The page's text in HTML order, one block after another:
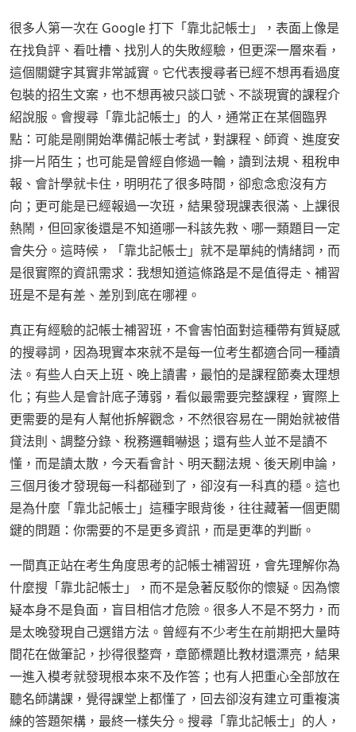
很多人第一次在 Google 打下「靠北記帳士」，表面上像是
在找負評、看吐槽、找別人的失敗經驗，但更深一層來看，
這個關鍵字其實非常誠實。它代表搜尋者已經不想再看過度
包裝的招生文案，也不想再被只談口號、不談現實的課程介
紹說服。會搜尋「靠北記帳士」的人，通常正在某個臨界
點：可能是剛開始準備記帳士考試，對課程、師資、進度安
排一片陌生；也可能是曾經自修過一輪，讀到法規、租稅申
報、會計學就卡住，明明花了很多時間，卻愈念愈沒有方
向；更可能是已經報過一次班，結果發現課表很滿、上課很
熱鬧，但回家後還是不知道哪一科該先救、哪一類題目一定
會失分。這時候，「靠北記帳士」就不是單純的情緒詞，而
是很實際的資訊需求：我想知道這條路是不是值得走、補習
班是不是有差、差別到底在哪裡。
真正有經驗的記帳士補習班，不會害怕面對這種帶有質疑感
的搜尋詞，因為現實本來就不是每一位考生都適合同一種讀
法。有些人白天上班、晚上讀書，最怕的是課程節奏太理想
化；有些人是會計底子薄弱，看似最需要完整課程，實際上
更需要的是有人幫他拆解觀念，不然很容易在一開始就被借
貸法則、調整分錄、稅務邏輯嚇退；還有些人並不是讀不
懂，而是讀太散，今天看會計、明天翻法規、後天刷申論，
三個月後才發現每一科都碰到了，卻沒有一科真的穩。這也
是為什麼「靠北記帳士」這種字眼背後，往往藏著一個更關
鍵的問題：你需要的不是更多資訊，而是更準的判斷。
一間真正站在考生角度思考的記帳士補習班，會先理解你為
什麼搜「靠北記帳士」，而不是急著反駁你的懷疑。因為懷
疑本身不是負面，盲目相信才危險。很多人不是不努力，而
是太晚發現自己選錯方法。曾經有不少考生在前期把大量時
間花在做筆記，抄得很整齊，章節標題比教材還漂亮，結果
一進入模考就發現根本來不及作答；也有人把重心全部放在
聽名師講課，覺得課堂上都懂了，回去卻沒有建立可重複演
練的答題架構，最終一樣失分。搜尋「靠北記帳士」的人，